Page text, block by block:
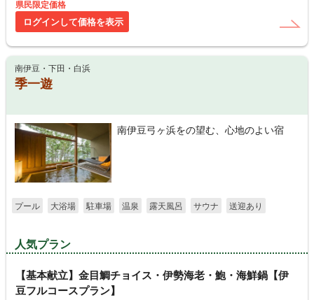
県民限定価格
ログインして価格を表示
南伊豆・下田・白浜
季一遊
南伊豆弓ヶ浜をの望む、心地のよい宿
プール 大浴場 駐車場 温泉 露天風呂 サウナ 送迎あり
人気プラン
【基本献立】金目鯛チョイス・伊勢海老・鮑・海鮮鍋【伊
豆フルコースプラン】